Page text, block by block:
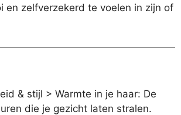
en zelfverzekerd te voelen in zijn of
& stijl > Warmte in je haar: De
die je gezicht laten stralen.